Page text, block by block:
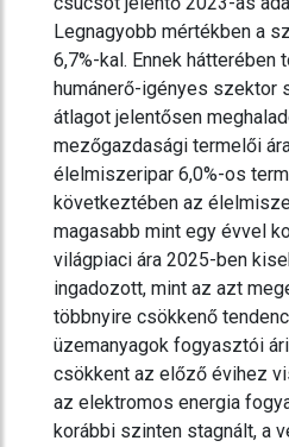
Legnagyobb mértékben a
6,7%-kal. Ennek hátterében
humánerő-igényes szektor
átlagot jelentősen
mezőgazdasági termelői
élelmiszeripar 6,0%-os
következtében az
magasabb mint egy évvel
világpiaci ára 2025-ben
ingadozott, mint az azt
többnyire csökkenő
üzemanyagok fogyasztói
csökkent az előző évihez
az elektromos energia
korábbi szinten stagnált, a